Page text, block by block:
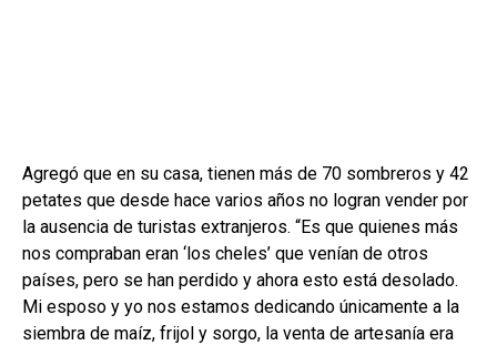
Agregó que en su casa, tienen más de 70 sombreros y 42
petates que desde hace varios años no logran vender por
la ausencia de turistas extranjeros. “Es que quienes más
nos compraban eran ‘los cheles’ que venían de otros
países, pero se han perdido y ahora esto está desolado.
Mi esposo y yo nos estamos dedicando únicamente a la
siembra de maíz, frijol y sorgo, la venta de artesanía era